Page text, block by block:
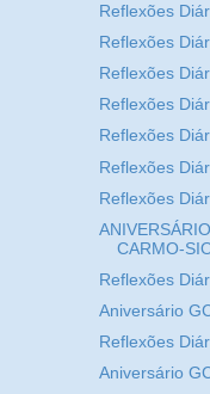
Reflexões
Reflexões
Reflexões
Reflexões
Reflexões
Reflexões
Reflexões
CARMO-
Reflexões
Aniversário
Reflexões
Aniversário